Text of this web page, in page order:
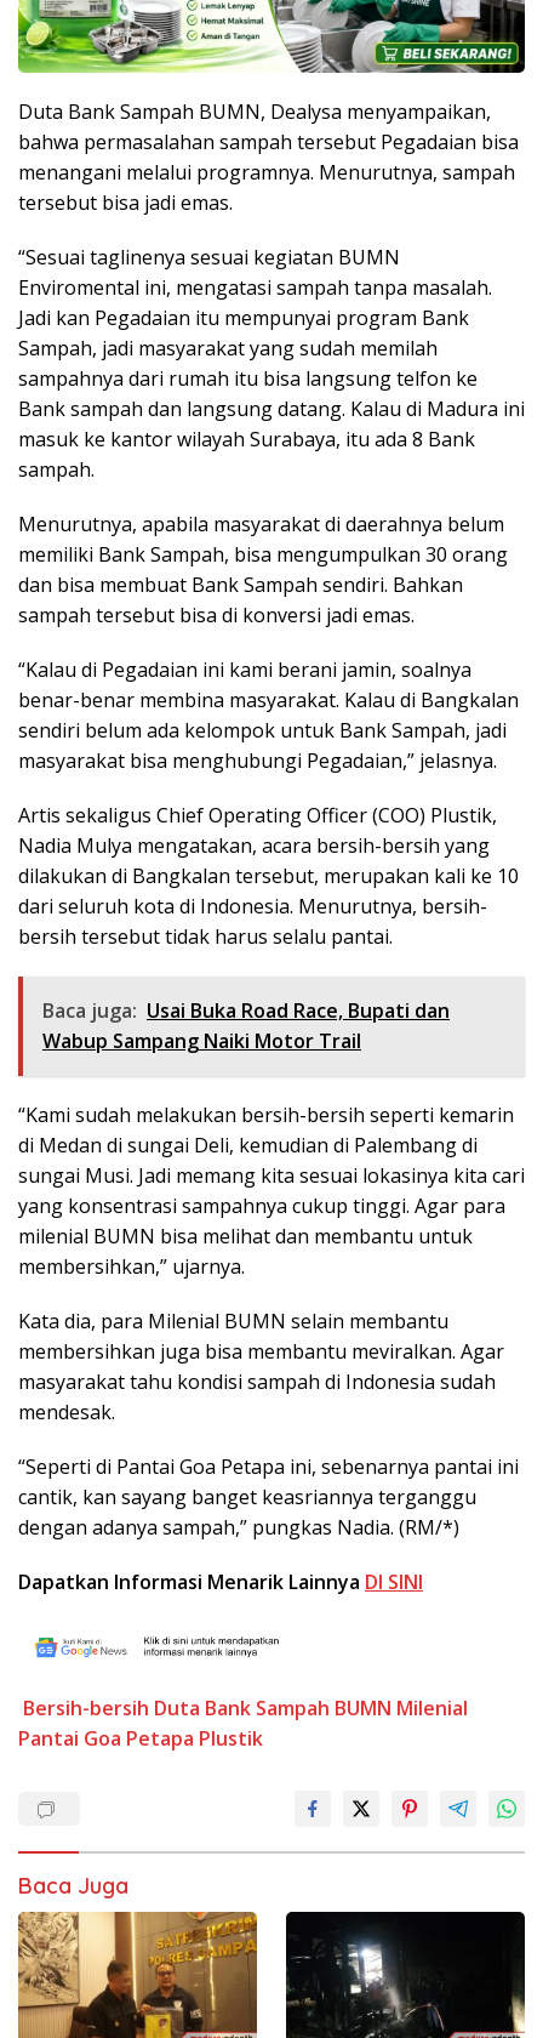
Duta Bank Sampah BUMN, Dealysa menyampaikan,
bahwa permasalahan sampah tersebut Pegadaian bisa
menangani melalui programnya. Menurutnya, sampah
tersebut bisa jadi emas.
“Sesuai taglinenya sesuai kegiatan BUMN
Enviromental ini, mengatasi sampah tanpa masalah.
Jadi kan Pegadaian itu mempunyai program Bank
Sampah, jadi masyarakat yang sudah memilah
sampahnya dari rumah itu bisa langsung telfon ke
Bank sampah dan langsung datang. Kalau di Madura ini
masuk ke kantor wilayah Surabaya, itu ada 8 Bank
sampah.
Menurutnya, apabila masyarakat di daerahnya belum
memiliki Bank Sampah, bisa mengumpulkan 30 orang
dan bisa membuat Bank Sampah sendiri. Bahkan
sampah tersebut bisa di konversi jadi emas.
“Kalau di Pegadaian ini kami berani jamin, soalnya
benar-benar membina masyarakat. Kalau di Bangkalan
sendiri belum ada kelompok untuk Bank Sampah, jadi
masyarakat bisa menghubungi Pegadaian,” jelasnya.
Artis sekaligus Chief Operating Officer (COO) Plustik,
Nadia Mulya mengatakan, acara bersih-bersih yang
dilakukan di Bangkalan tersebut, merupakan kali ke 10
dari seluruh kota di Indonesia. Menurutnya, bersih-
bersih tersebut tidak harus selalu pantai.
Baca juga: Usai Buka Road Race, Bupati dan
Wabup Sampang Naiki Motor Trail
“Kami sudah melakukan bersih-bersih seperti kemarin
di Medan di sungai Deli, kemudian di Palembang di
sungai Musi. Jadi memang kita sesuai lokasinya kita cari
yang konsentrasi sampahnya cukup tinggi. Agar para
milenial BUMN bisa melihat dan membantu untuk
membersihkan,” ujarnya.
Kata dia, para Milenial BUMN selain membantu
membersihkan juga bisa membantu meviralkan. Agar
masyarakat tahu kondisi sampah di Indonesia sudah
mendesak.
“Seperti di Pantai Goa Petapa ini, sebenarnya pantai ini
cantik, kan sayang banget keasriannya terganggu
dengan adanya sampah,” pungkas Nadia. (RM/*)
Dapatkan Informasi Menarik Lainnya DI SINI
Bersih-bersih Duta Bank Sampah BUMN Milenial
Pantai Goa Petapa Plustik
Baca Juga